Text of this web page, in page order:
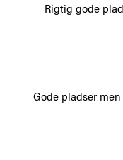
Rigtig gode
Gode pladser